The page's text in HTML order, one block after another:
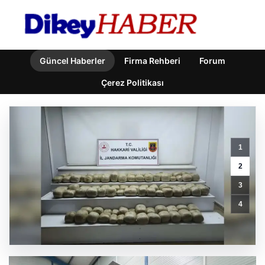
Güncel Haberler Firma Rehberi Forum
Çerez Politikası
1
2
3
4
Outdoor
Mutfaklar
ve
Modern
Yaşam
Bölgeleri